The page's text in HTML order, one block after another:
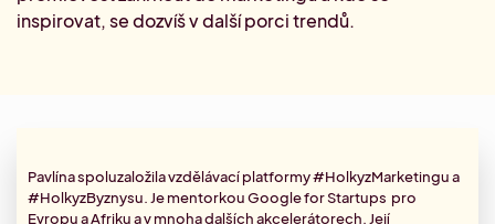
Volné pozice v marketingu
Najdi si vysněnou práci.
Slovníček pozic
Zorientuj se v marketingových pozicích.
Konference #HolkyzMarketingu
Akademie sociálních sítí
#HzM Merch
inspirovat, se dozvíš v další porci trendů.
Pavlína spoluzaložila vzdělávací platformy #HolkyzMarketingu a
#HolkyzByznysu. Je mentorkou Google for Startups pro
Evropu a Afriku a v mnoha dalších akcelerátorech. Její